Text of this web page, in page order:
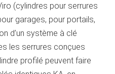
(cylindres pour serrures
garages, pour portails,
d’un système à clé
les serrures conçues
profilé peuvent faire